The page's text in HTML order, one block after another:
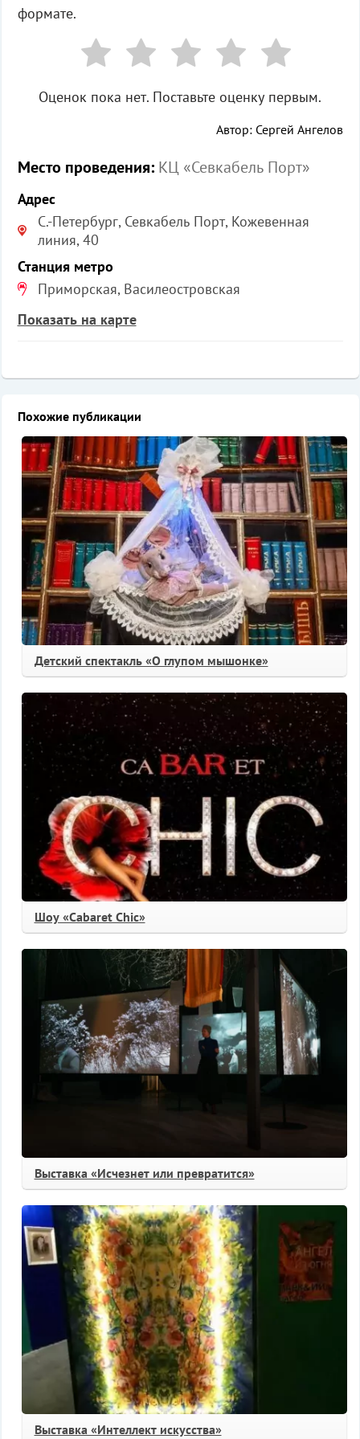
формате.
Оценок пока нет. Поставьте оценку первым.
Автор: Сергей Ангелов
Место проведения: КЦ «Севкабель Порт»
Адрес
С.-Петербург, Севкабель Порт, Кожевенная
линия, 40
Станция метро
Приморская, Василеостровская
Показать на карте
Похожие публикации
Детский спектакль «О глупом мышонке»
Шоу «Cabaret Chic»
Выставка «Исчезнет или превратится»
Выставка «Интеллект искусства»